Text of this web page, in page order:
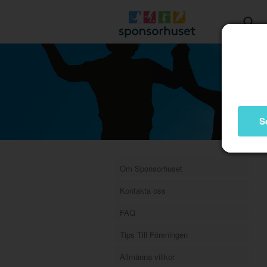
Om Sponsorhuset
Kontakta oss
FAQ
Tips Till Föreningen
Allmänna villkor